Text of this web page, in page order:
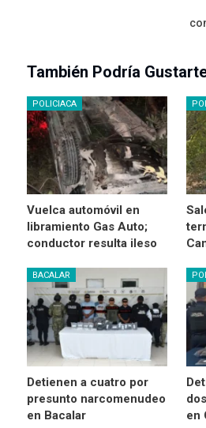
También Podría
POLICIACA
Vuelca automóvil en
libramiento Gas Auto;
conductor resulta ileso
BACALAR
Detienen a cuatro por
presunto narcomenudeo
en Bacalar
en